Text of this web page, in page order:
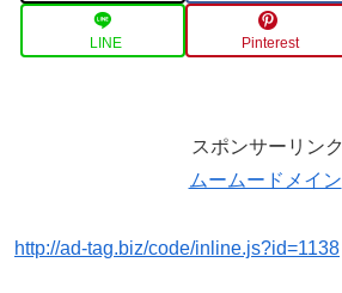
LINE Pinterest
スポンサーリンク
ムームードメイン
http://ad-tag.biz/code/inline.js?id=1138